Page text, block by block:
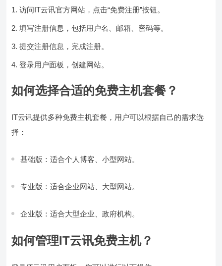
访问IT云讯官方网站，点击“免费注册”按钮。
填写注册信息，包括用户名、邮箱、密码等。
提交注册信息，完成注册。
登录用户面板，创建网站。
如何选择合适的免费主机套餐？
IT云讯提供多种免费主机套餐，用户可以根据自己的需求选
择：
基础版：适合个人博客、小型网站。
专业版：适合企业网站、大型网站。
企业版：适合大型企业、政府机构。
如何管理IT云讯免费主机？